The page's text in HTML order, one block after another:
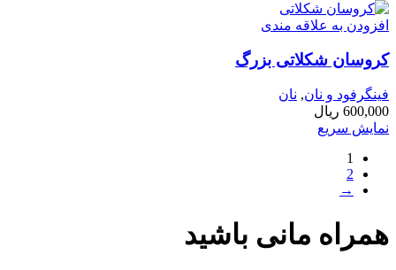
افزودن به علاقه مندی
کروسان شکلاتی بزرگ
فینگرفود و نان‌, نان
600,000 ریال
نمایش سریع
1
2
→
همراه مانی باشید